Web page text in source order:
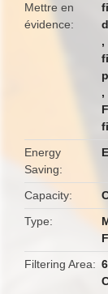
Mettre en
évidence
,
,
Energy
Saving
Capacity
Type
Filtering Area